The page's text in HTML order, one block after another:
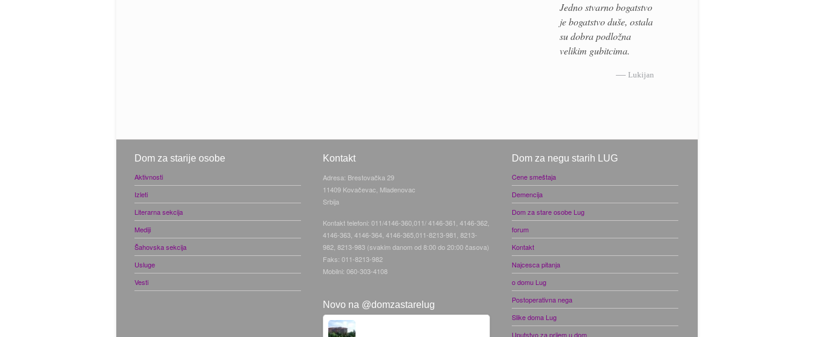
Jedno stvarno bogatstvo
je bogatstvo duše, ostala
su dobra podložna
velikim gubitcima.
— Lukijan
Dom za starije osobe
Aktivnosti
Izleti
Literarna sekcija
Mediji
Šahovska sekcija
Usluge
Vesti
Kontakt
Adresa: Brestovačka 29
11409 Kovačevac, Mladenovac
Srbija
Kontakt telefoni: 011/4146-360,011/ 4146-361, 4146-362,
4146-363, 4146-364, 4146-365,011-8213-981, 8213-
982, 8213-983 (svakim danom od 8:00 do 20:00 časova)
Faks: 011-8213-982
Mobilni: 060-303-4108
Novo na @domzastarelug
Dom za negu starih LUG
Cene smeštaja
Demencija
Dom za stare osobe Lug
forum
Kontakt
Najcesca pitanja
o domu Lug
Postoperativna nega
Slike doma Lug
Uputstvo za prijem u dom